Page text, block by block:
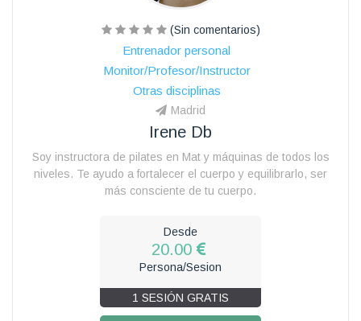
(Sin comentarios)
Entrenador personal
Monitor/Profesor/Instructor
Otras disciplinas
Madrid
Irene Db
Soy instructora de pilates en Mat y máquinas de todos los
niveles. Te ayudo a fortalecer el cuerpo y equilibrarlo, ser
más consciente de tu cuerpo.
Desde
20.00
Persona/Sesion
1 SESIÓN GRATIS